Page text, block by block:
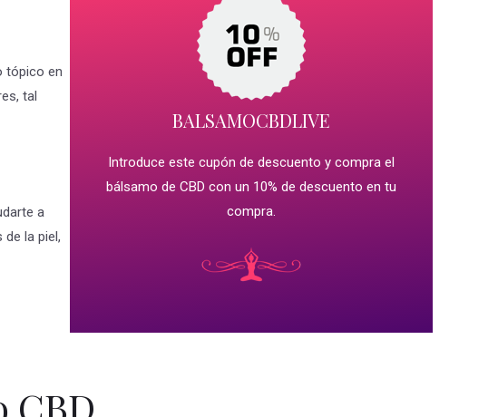
tópico en
tal
a
la piel,
BALSAMOCBDLIVE
Introduce este cupón de descuento y compra el
bálsamo de CBD con un 10% de descuento en tu
compra.